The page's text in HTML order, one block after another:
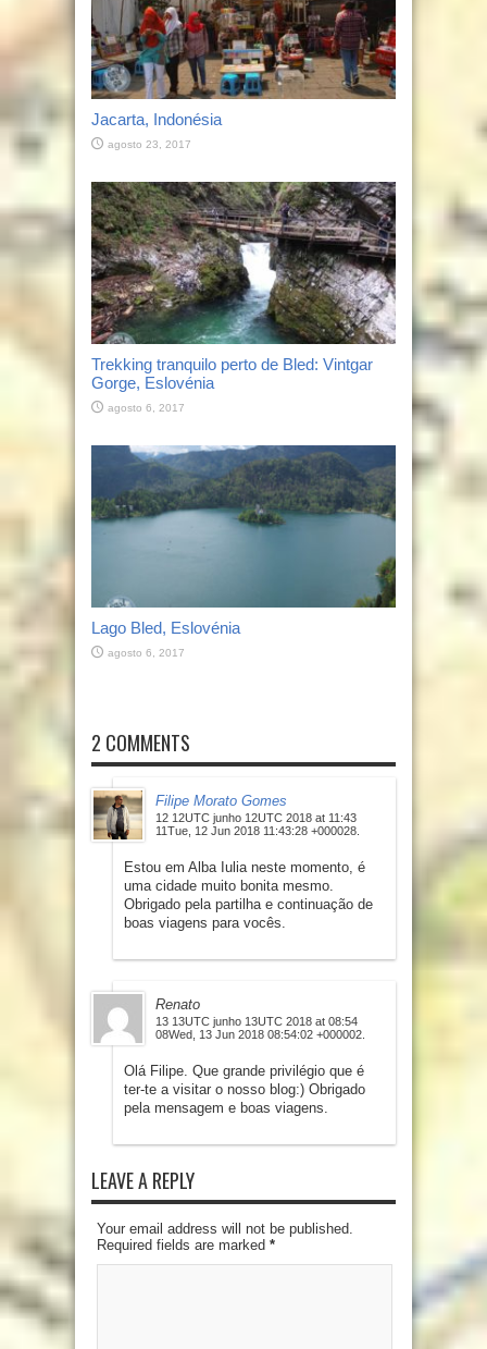
Jacarta, Indonésia
agosto 23, 2017
Trekking tranquilo perto de Bled: Vintgar
Gorge, Eslovénia
agosto 6, 2017
Lago Bled, Eslovénia
agosto 6, 2017
2 COMMENTS
Filipe Morato Gomes
12 12UTC junho 12UTC 2018 at 11:43
11Tue, 12 Jun 2018 11:43:28 +000028.
Estou em Alba Iulia neste momento, é
uma cidade muito bonita mesmo.
Obrigado pela partilha e continuação de
boas viagens para vocês.
Renato
13 13UTC junho 13UTC 2018 at 08:54
08Wed, 13 Jun 2018 08:54:02 +000002.
Olá Filipe. Que grande privilégio que é
ter-te a visitar o nosso blog:) Obrigado
pela mensagem e boas viagens.
LEAVE A REPLY
Your email address will not be published.
Required fields are marked *